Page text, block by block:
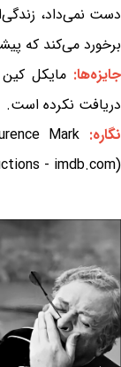
دست نمی‌داد،
برخورد می‌کند که
جایزه‌ها: مایکل
دریافت نکرده است.
نگاره: Mark
- imdb.com)